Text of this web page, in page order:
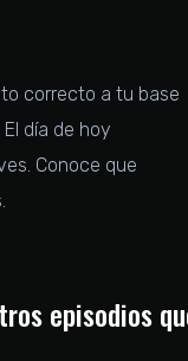
correcto a tu base
día de hoy
Conoce que
episodios